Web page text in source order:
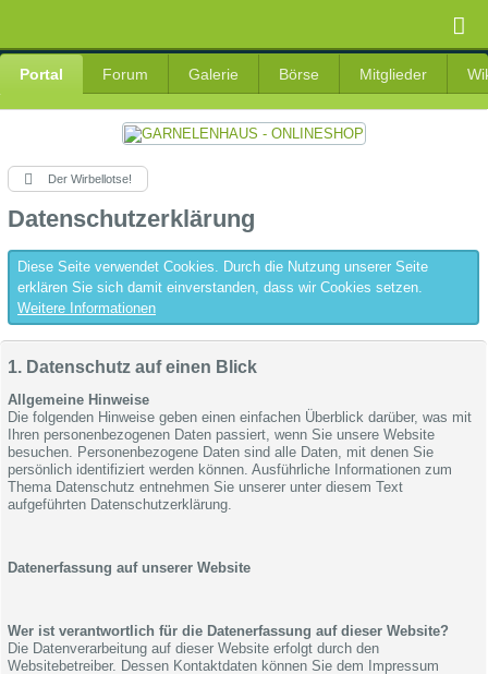
Portal Forum Galerie Börse Mitglieder
Der Wirbellotse!
Datenschutzerklärung
Diese Seite verwendet Cookies. Durch die Nutzung unserer Seite
erklären Sie sich damit einverstanden, dass wir Cookies setzen.
Weitere Informationen
1. Datenschutz auf einen Blick
Allgemeine Hinweise
Die folgenden Hinweise geben einen einfachen Überblick darüber, was mit
Ihren personenbezogenen Daten passiert, wenn Sie unsere Website
besuchen. Personenbezogene Daten sind alle Daten, mit denen Sie
persönlich identifiziert werden können. Ausführliche Informationen zum
Thema Datenschutz entnehmen Sie unserer unter diesem Text
aufgeführten Datenschutzerklärung.
Datenerfassung auf unserer Website
Wer ist verantwortlich für die Datenerfassung auf dieser Website?
Die Datenverarbeitung auf dieser Website erfolgt durch den
Websitebetreiber. Dessen Kontaktdaten können Sie dem Impressum